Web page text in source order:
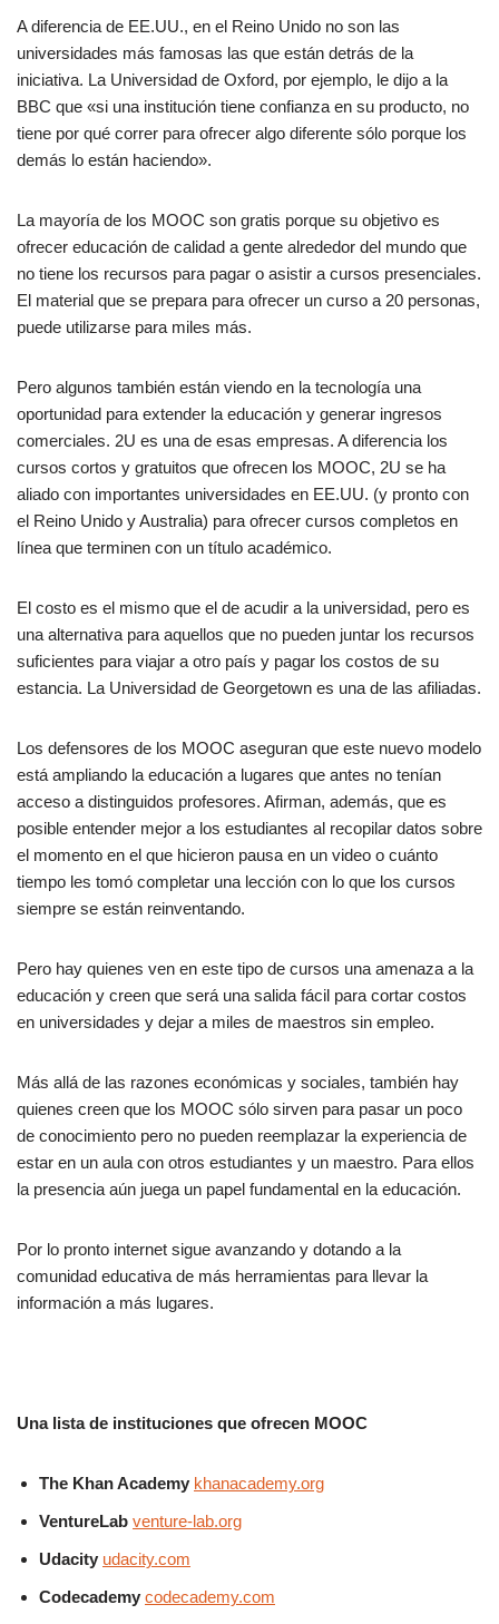
A diferencia de EE.UU., en el Reino Unido no son las
universidades más famosas las que están detrás de la
iniciativa. La Universidad de Oxford, por ejemplo, le dijo a la
BBC que «si una institución tiene confianza en su producto, no
tiene por qué correr para ofrecer algo diferente sólo porque los
demás lo están haciendo».
La mayoría de los MOOC son gratis porque su objetivo es
ofrecer educación de calidad a gente alrededor del mundo que
no tiene los recursos para pagar o asistir a cursos presenciales.
El material que se prepara para ofrecer un curso a 20 personas,
puede utilizarse para miles más.
Pero algunos también están viendo en la tecnología una
oportunidad para extender la educación y generar ingresos
comerciales. 2U es una de esas empresas. A diferencia los
cursos cortos y gratuitos que ofrecen los MOOC, 2U se ha
aliado con importantes universidades en EE.UU. (y pronto con
el Reino Unido y Australia) para ofrecer cursos completos en
línea que terminen con un título académico.
El costo es el mismo que el de acudir a la universidad, pero es
una alternativa para aquellos que no pueden juntar los recursos
suficientes para viajar a otro país y pagar los costos de su
estancia. La Universidad de Georgetown es una de las afiliadas.
Los defensores de los MOOC aseguran que este nuevo modelo
está ampliando la educación a lugares que antes no tenían
acceso a distinguidos profesores. Afirman, además, que es
posible entender mejor a los estudiantes al recopilar datos sobre
el momento en el que hicieron pausa en un video o cuánto
tiempo les tomó completar una lección con lo que los cursos
siempre se están reinventando.
Pero hay quienes ven en este tipo de cursos una amenaza a la
educación y creen que será una salida fácil para cortar costos
en universidades y dejar a miles de maestros sin empleo.
Más allá de las razones económicas y sociales, también hay
quienes creen que los MOOC sólo sirven para pasar un poco
de conocimiento pero no pueden reemplazar la experiencia de
estar en un aula con otros estudiantes y un maestro. Para ellos
la presencia aún juega un papel fundamental en la educación.
Por lo pronto internet sigue avanzando y dotando a la
comunidad educativa de más herramientas para llevar la
información a más lugares.
Una lista de instituciones que ofrecen MOOC
The Khan Academy khanacademy.org
VentureLab venture-lab.org
Udacity udacity.com
Codecademy codecademy.com